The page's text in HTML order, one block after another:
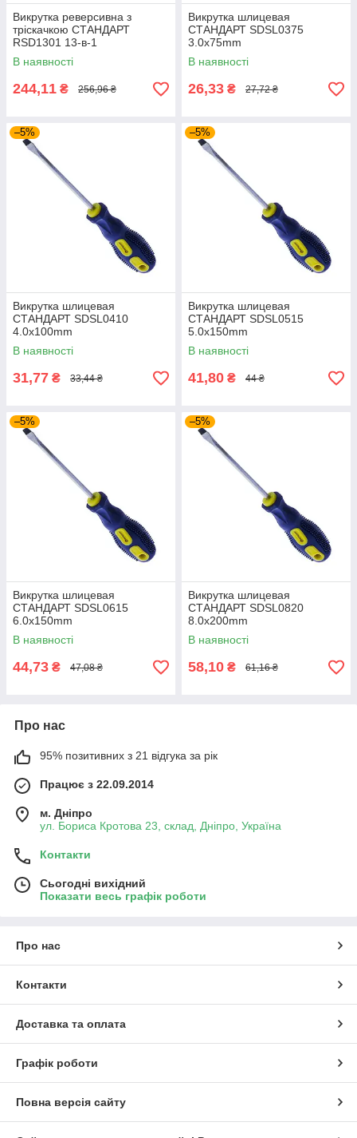
Викрутка реверсивна з
тріскачкою СТАНДАРТ
RSD1301 13-в-1
В наявності
244,11 ₴ 256,96 ₴
Викрутка шлицевая
СТАНДАРТ SDSL0375
3.0x75mm
В наявності
26,33 ₴ 27,72 ₴
–5%
Викрутка шлицевая
СТАНДАРТ SDSL0410
4.0x100mm
В наявності
31,77 ₴ 33,44 ₴
–5%
Викрутка шлицевая
СТАНДАРТ SDSL0515
5.0x150mm
В наявності
41,80 ₴ 44 ₴
–5%
Викрутка шлицевая
СТАНДАРТ SDSL0615
6.0x150mm
В наявності
44,73 ₴ 47,08 ₴
–5%
Викрутка шлицевая
СТАНДАРТ SDSL0820
8.0x200mm
В наявності
58,10 ₴ 61,16 ₴
Про нас
95% позитивних з 21 відгука за рік
Працює з 22.09.2014
м. Дніпро
ул. Бориса Кротова 23, склад, Дніпро, Україна
Контакти
Сьогодні вихідний
Показати весь графік роботи
Про нас
Контакти
Доставка та оплата
Графік роботи
Повна версія сайту